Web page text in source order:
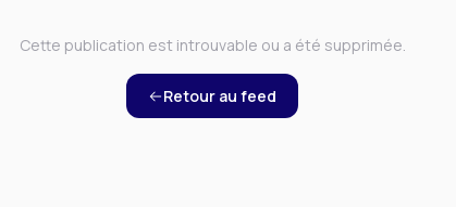
Cette publication est introuvable ou a été supprimée.
Retour au feed